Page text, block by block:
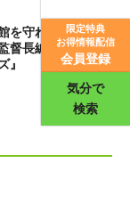
限定特典
お得情報配信
会員登録
気分で
検索
を守れ！ 『カメ
督長編第2弾『ス
』